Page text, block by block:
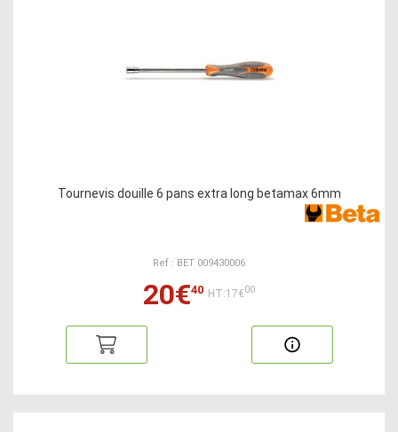
Tournevis douille 6 pans extra long betamax 6mm
Ref : BET 009430006
20€40 HT:17€00